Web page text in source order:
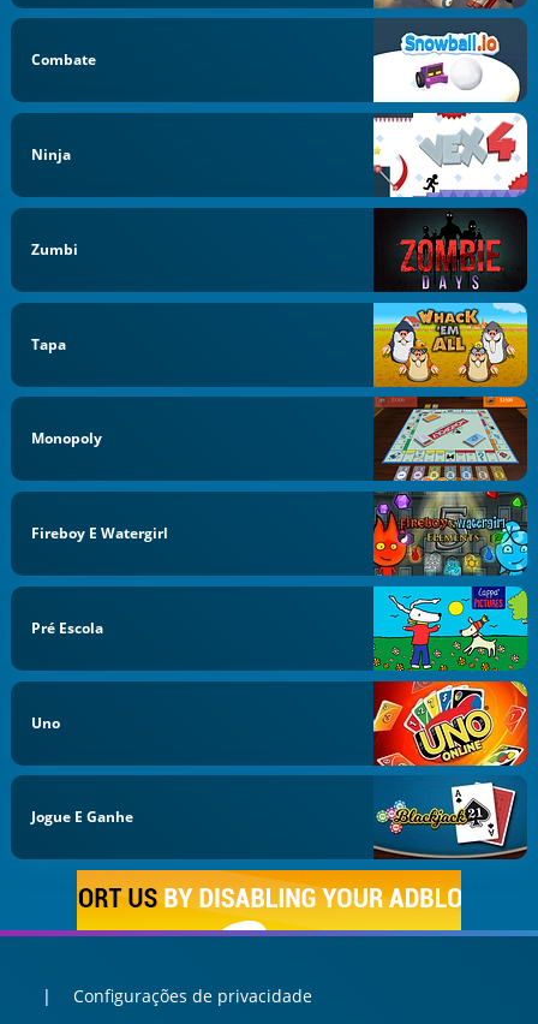
Combate
Ninja
Zumbi
Tapa
Monopoly
Fireboy E Watergirl
Pré Escola
Uno
Jogue E Ganhe
Configurações de privacidade